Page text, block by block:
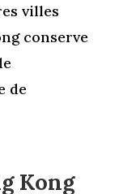
villes
conserve
de
Kong